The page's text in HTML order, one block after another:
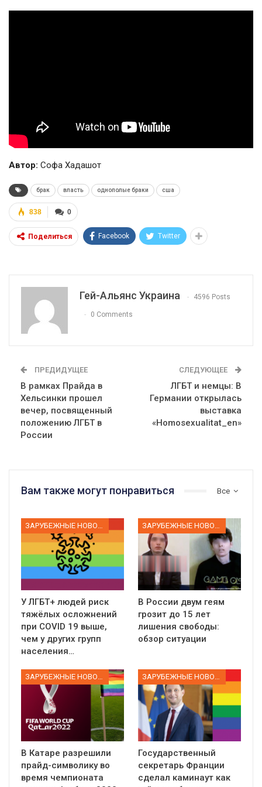
Автор: Софа Хадашот
брак власть однополые браки сша
0
838
Поделиться Facebook Twitter
Гей-Альянс Украина 4596 Posts
0 Comments
ПРЕДИДУЩЕЕ
В рамках Прайда в
Хельсинки прошел
вечер, посвященный
положению ЛГБТ в
России
СЛЕДУЮЩЕЕ
ЛГБТ и немцы: В
Германии открылась
выставка
«Homosexualitat_en»
Все
Вам также могут понравиться
ЗАРУБЕЖНЫЕ НОВОСТИ
У ЛГБТ+ людей риск
тяжёлых осложнений
при COVID 19 выше,
чем у других групп
населения…
ЗАРУБЕЖНЫЕ НОВОСТИ
В России двум геям
грозит до 15 лет
лишения свободы:
обзор ситуации
ЗАРУБЕЖНЫЕ НОВОСТИ
В Катаре разрешили
прайд-символику во
время чемпионата
ЗАРУБЕЖНЫЕ НОВОСТИ
Государственный
секретарь Франции
сделал каминаут как